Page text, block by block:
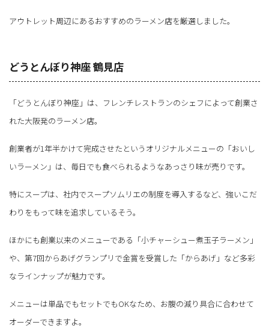
アウトレット周辺にあるおすすめのラーメン店を厳選しました。
どうとんぼり神座 鶴見店
「どうとんぼり神座」は、フレンチレストランのシェフによって創業さ
れた大阪発のラーメン店。
創業者が1年半かけて完成させたというオリジナルメニューの「おいし
いラーメン」は、毎日でも食べられるようなあっさり味が売りです。
特にスープは、社内でスープソムリエの制度を導入するなど、強いこだ
わりをもって味を追求しているそう。
ほかにも創業以来のメニューである「小チャーシュー煮玉子ラーメン」
や、第7回からあげグランプリで金賞を受賞した「からあげ」など多彩
なラインナップが魅力です。
メニューは単品でもセットでもOKなため、お腹の減り具合に合わせて
オーダーできますよ。